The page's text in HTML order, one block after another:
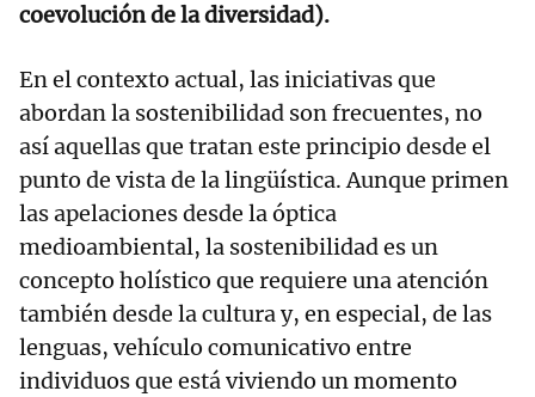
coevolución de la diversidad).
En el contexto actual, las iniciativas que
abordan la sostenibilidad son frecuentes, no
así aquellas que tratan este principio desde el
punto de vista de la lingüística. Aunque primen
las apelaciones desde la óptica
medioambiental, la sostenibilidad es un
concepto holístico que requiere una atención
también desde la cultura y, en especial, de las
lenguas, vehículo comunicativo entre
individuos que está viviendo un momento